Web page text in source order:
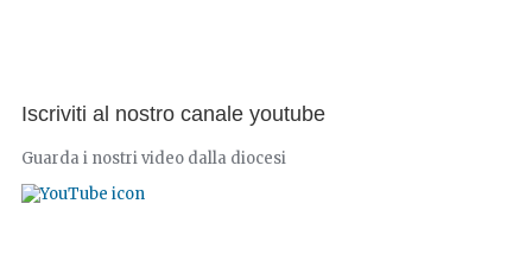
Iscriviti al nostro canale youtube
Guarda i nostri video dalla diocesi